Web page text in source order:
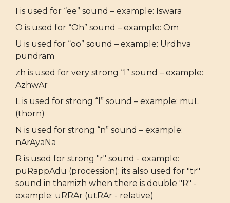
I is used for “ee” sound – example: Iswara
O is used for “Oh” sound – example: Om
U is used for “oo” sound – example: Urdhva
pundram
zh is used for very strong “l” sound – example:
AzhwAr
L is used for strong “l” sound – example: muL
(thorn)
N is used for strong “n” sound – example:
nArAyaNa
R is used for strong "r" sound - example:
puRappAdu (procession); its also used for "tr"
sound in thamizh when there is double "R" -
example: uRRAr (utRAr - relative)